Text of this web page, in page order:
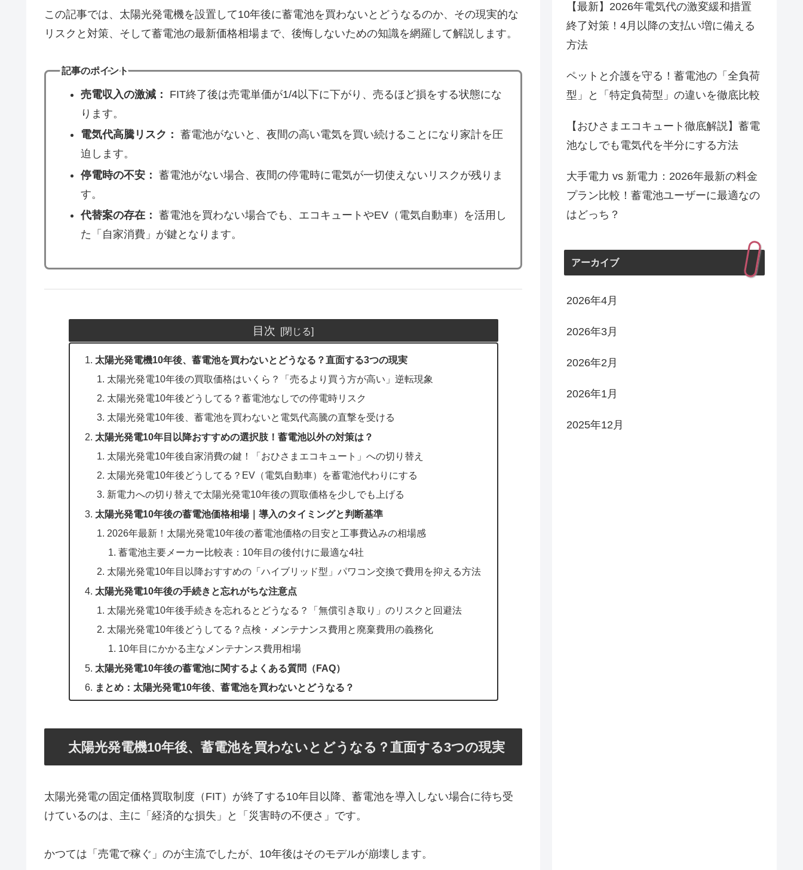
この記事では、太陽光発電機を設置して10年後に蓄電池を買わないとどうなるのか、その現実的な
リスクと対策、そして蓄電池の最新価格相場まで、後悔しないための知識を網羅して解説します。
記事のポイント
売電収入の激減：
FIT終了後は売電単価が1/4以下に下がり、売るほど損をする状態にな
ります。
電気代高騰リスク： 蓄電池がないと、夜間の高い電気を買い続けることになり家計を圧
迫します。
停電時の不安： 蓄電池がない場合、夜間の停電時に電気が一切使えないリスクが残りま
す。
代替案の存在： 蓄電池を買わない場合でも、エコキュートやEV（電気自動車）を活用し
た「自家消費」が鍵となります。
目次
太陽光発電機10年後、蓄電池を買わないとどうなる？直面する3つの現実
太陽光発電10年後の買取価格はいくら？「売るより買う方が高い」逆転現象
太陽光発電10年後どうしてる？蓄電池なしでの停電時リスク
太陽光発電10年後、蓄電池を買わないと電気代高騰の直撃を受ける
太陽光発電10年目以降おすすめの選択肢！蓄電池以外の対策は？
太陽光発電10年後自家消費の鍵！「おひさまエコキュート」への切り替え
太陽光発電10年後どうしてる？EV（電気自動車）を蓄電池代わりにする
新電力への切り替えで太陽光発電10年後の買取価格を少しでも上げる
太陽光発電10年後の蓄電池価格相場｜導入のタイミングと判断基準
2026年最新！太陽光発電10年後の蓄電池価格の目安と工事費込みの相場感
蓄電池主要メーカー比較表：10年目の後付けに最適な4社
太陽光発電10年目以降おすすめの「ハイブリッド型」パワコン交換で費用を抑える方法
太陽光発電10年後の手続きと忘れがちな注意点
太陽光発電10年後手続きを忘れるとどうなる？「無償引き取り」のリスクと回避法
太陽光発電10年後どうしてる？点検・メンテナンス費用と廃棄費用の義務化
10年目にかかる主なメンテナンス費用相場
太陽光発電10年後の蓄電池に関するよくある質問（FAQ）
まとめ：太陽光発電10年後、蓄電池を買わないとどうなる？
太陽光発電機10年後、蓄電池を買わないとどうなる？直面する3つの現実
太陽光発電の固定価格買取制度（FIT）が終了する10年目以降、蓄電池を導入しない場合に待ち受
けているのは、主に「経済的な損失」と「災害時の不便さ」です。
かつては「売電で稼ぐ」のが主流でしたが、10年後はそのモデルが崩壊します。
【最新】2026年電気代の激変緩和措置
終了対策！4月以降の支払い増に備える
方法
ペットと介護を守る！蓄電池の「全負荷
型」と「特定負荷型」の違いを徹底比較
【おひさまエコキュート徹底解説】蓄電
池なしでも電気代を半分にする方法
大手電力 vs 新電力：2026年最新の料金
プラン比較！蓄電池ユーザーに最適なの
はどっち？
アーカイブ
2026年4月
2026年3月
2026年2月
2026年1月
2025年12月